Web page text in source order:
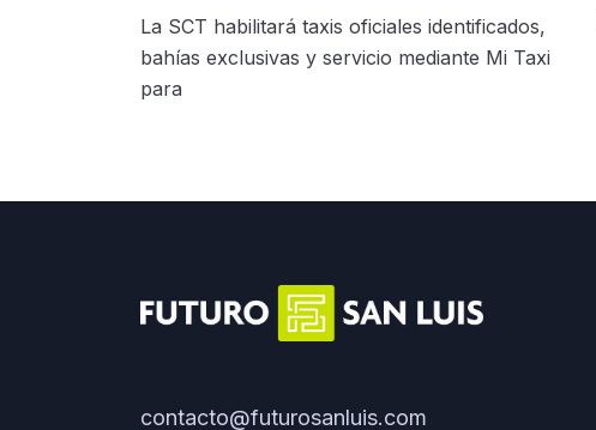
La SCT habilitará taxis oficiales identificados,
bahías exclusivas y servicio mediante Mi Taxi
para
contacto@futurosanluis.com